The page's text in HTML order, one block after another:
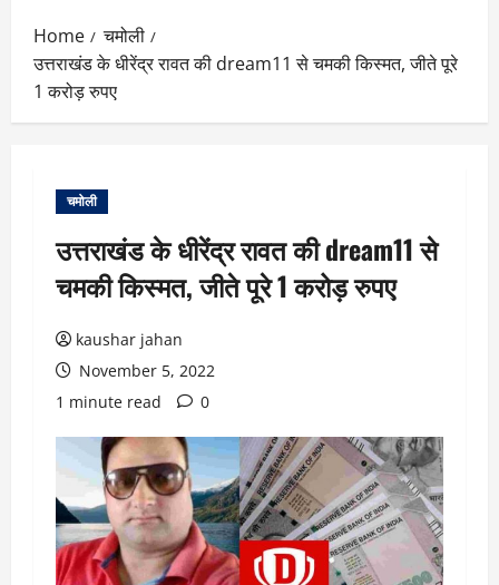
Home
चमोली
उत्तराखंड के धीरेंद्र रावत की dream11 से चमकी किस्मत, जीते पूरे
1 करोड़ रुपए
चमोली
उत्तराखंड के धीरेंद्र रावत की dream11 से
चमकी किस्मत, जीते पूरे 1 करोड़ रुपए
kaushar jahan
November 5, 2022
1 minute read
0